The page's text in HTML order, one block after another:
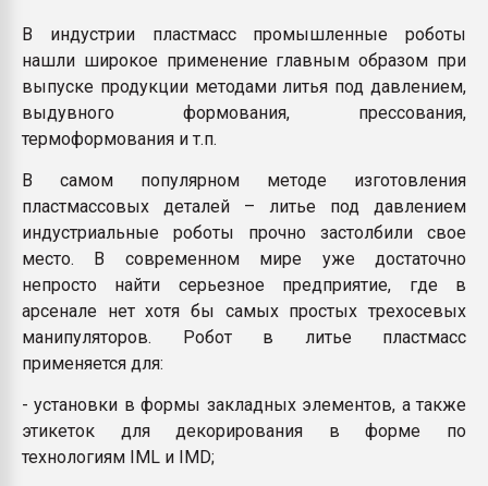
В индустрии пластмасс промышленные роботы
нашли широкое применение главным образом при
выпуске продукции методами литья под давлением,
выдувного формования, прессования,
термоформования и т.п.
В самом популярном методе изготовления
пластмассовых деталей – литье под давлением
индустриальные роботы прочно застолбили свое
место. В современном мире уже достаточно
непросто найти серьезное предприятие, где в
арсенале нет хотя бы самых простых трехосевых
манипуляторов. Робот в литье пластмасс
применяется для:
- установки в формы закладных элементов, а также
этикеток для декорирования в форме по
технологиям IML и IMD;